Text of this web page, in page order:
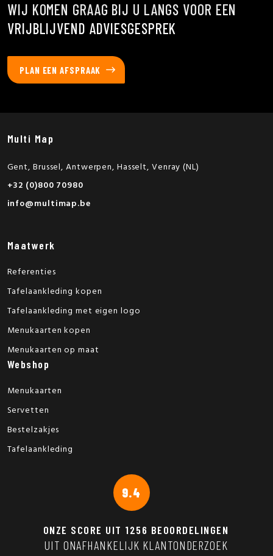
WIJ KOMEN GRAAG BIJ U LANGS VOOR EEN
VRIJBLIJVEND ADVIESGESPREK
PLAN EEN AFSPRAAK
Multi Map
Gent, Brussel, Antwerpen, Hasselt, Venray (NL)
+32 (0)800 70980
info@multimap.be
Maatwerk
Referenties
Tafelaankleding kopen
Tafelaankleding met eigen logo
Menukaarten kopen
Menukaarten op maat
Webshop
Menukaarten
Servetten
Bestelzakjes
Tafelaankleding
9.4
ONZE SCORE UIT 1256 BEOORDELINGEN
UIT ONAFHANKELIJK KLANTONDERZOEK